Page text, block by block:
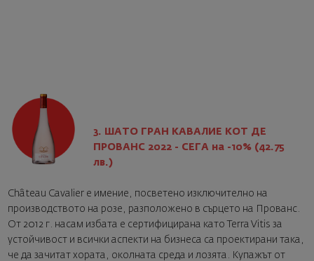
3. ШАТО ГРАН КАВАЛИЕ КОТ ДЕ
ПРОВАНС 2022 - СЕГА на -10% (42.75
лв.)
Château Cavalier е имение, посветено изключително на
производството на розе, разположено в сърцето на Прованс.
От 2012 г. насам избата е сертифицирана като Terra Vitis за
устойчивост и всички аспекти на бизнеса са проектирани така,
че да зачитат хората, околната среда и лозята. Купажът от